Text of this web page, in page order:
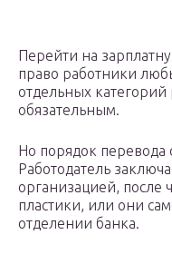
Перейти на
право работники
отдельных категорий
обязательным.
Но порядок перевода
Работодатель
организацией, после
пластики, или они
отделении банка.